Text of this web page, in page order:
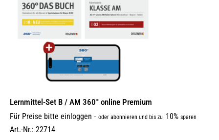
Lernmittel-Set B / AM 360° online Premium
Für Preise bitte einloggen – oder abonnieren und bis zu 10% sparen
Art.-Nr.: 22714